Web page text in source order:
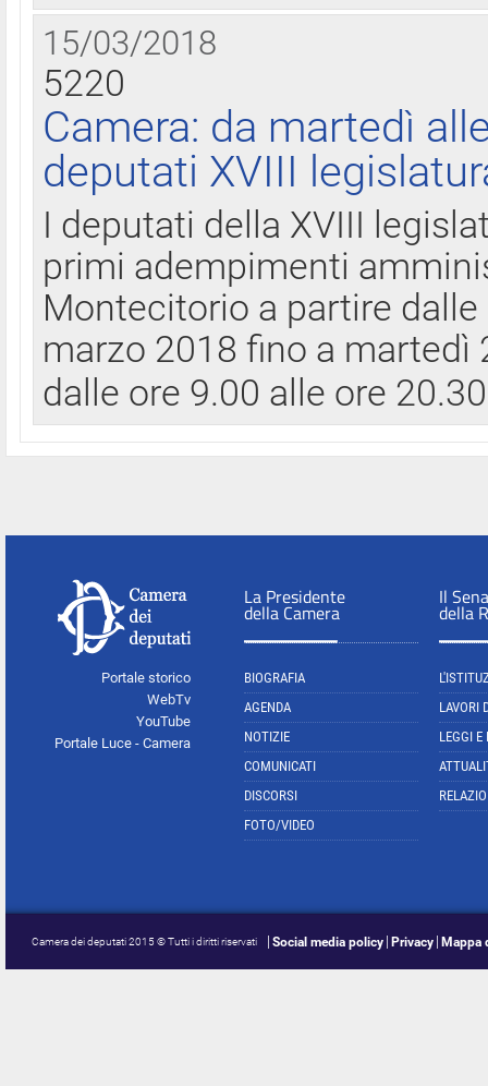
15/03/2018
5220
Camera: da martedì
deputati XVIII
I deputati della XVIII
primi adempimenti
Montecitorio a partire
marzo 2018 fino a
dalle ore 9.00 alle ore
Portale storico
WebTv
YouTube
Portale Luce - Camera
La Presidente
della Camera
BIOGRAFIA
AGENDA
NOTIZIE
COMUNICATI
DISCORSI
FOTO/VIDEO
Il
della
LAVORI
LEGGI E
Camera dei deputati 2015 © Tutti i diritti riservati Social media policy Privacy Mappa